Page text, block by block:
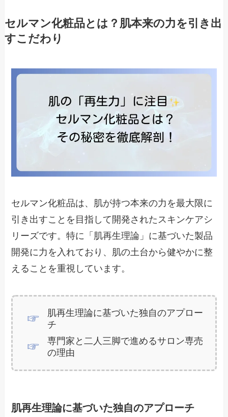
セルマン化粧品とは？肌本来の力を引き出
すこだわり
セルマン化粧品は、肌が持つ本来の力を最大限に
引き出すことを目指して開発されたスキンケアシ
リーズです。特に「肌再生理論」に基づいた製品
開発に力を入れており、肌の土台から健やかに整
えることを重視しています。
肌再生理論に基づいた独自のアプロー
チ
専門家と二人三脚で進めるサロン専売
の理由
肌再生理論に基づいた独自のアプローチ